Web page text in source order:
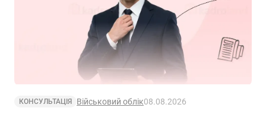
КОНСУЛЬТАЦІЯ Військовий облік08.08.2026